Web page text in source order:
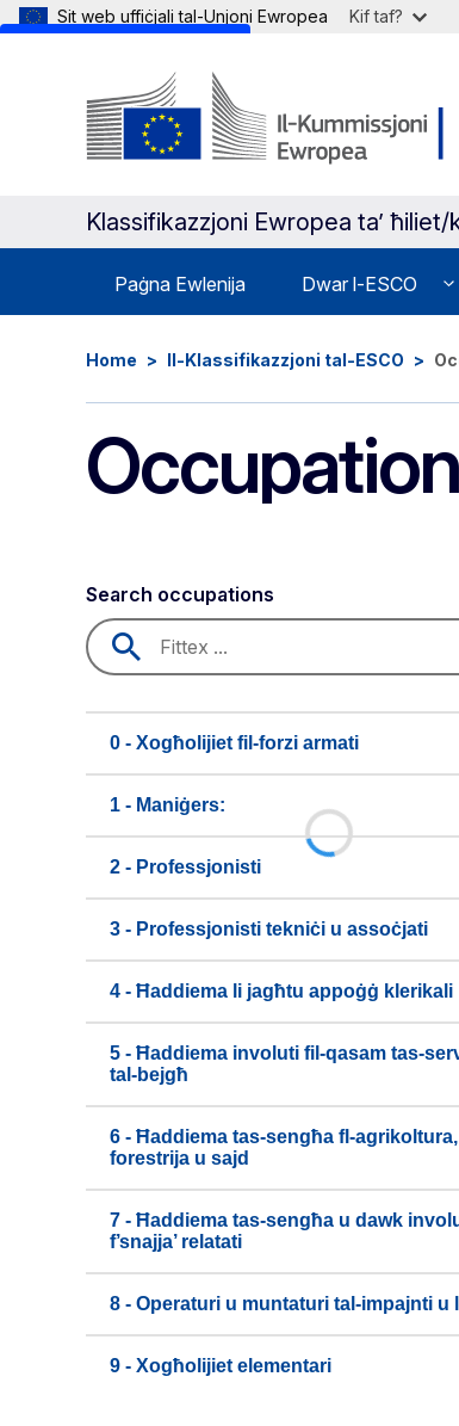
Sit web uffiċjali tal-Unjoni Ewropea Kif taf?
Klassifikazzjoni Ewropea ta’
Paġna Ewlenija Dwar l-ESCO
Home Il-Klassifikazzjoni tal-ESCO
Search occupations
0 - Xogħolijiet fil-forzi armati
1 - Maniġers:
2 - Professjonisti
3 - Professjonisti tekniċi u assoċjati
4 - Ħaddiema li jagħtu appoġġ klerikali
5 - Ħaddiema involuti fil-qasam tas-
tal-bejgħ
6 - Ħaddiema tas-sengħa fl-agrikoltura,
forestrija u sajd
7 - Ħaddiema tas-sengħa u dawk
f’snajja’ relatati
8 - Operaturi u muntaturi tal-impajnti u
9 - Xogħolijiet elementari